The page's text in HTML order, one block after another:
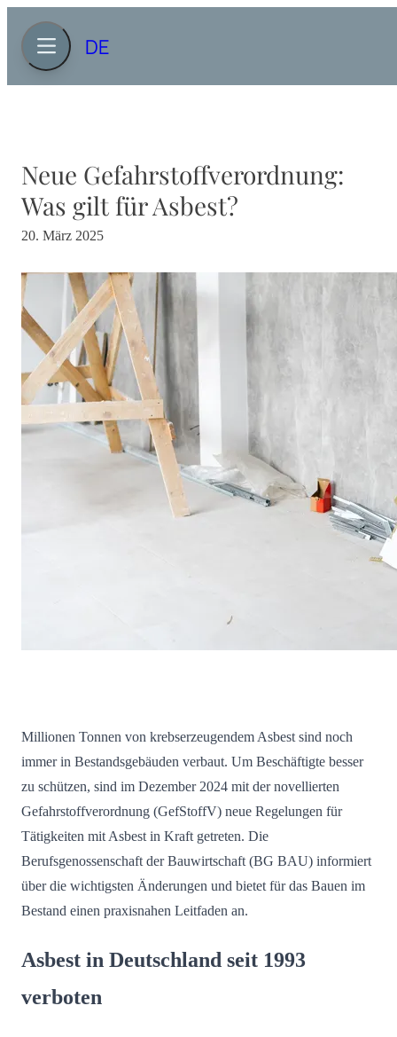
DE
Neue Gefahrstoffverordnung:
Was gilt für Asbest?
20. März 2025
Millionen Tonnen von krebserzeugendem Asbest sind noch
immer in Bestandsgebäuden verbaut. Um Beschäftigte besser
zu schützen, sind im Dezember 2024 mit der novellierten
Gefahrstoffverordnung (GefStoffV) neue Regelungen für
Tätigkeiten mit Asbest in Kraft getreten. Die
Berufsgenossenschaft der Bauwirtschaft (BG BAU) informiert
über die wichtigsten Änderungen und bietet für das Bauen im
Bestand einen praxisnahen Leitfaden an.
Asbest in Deutschland seit 1993
verboten